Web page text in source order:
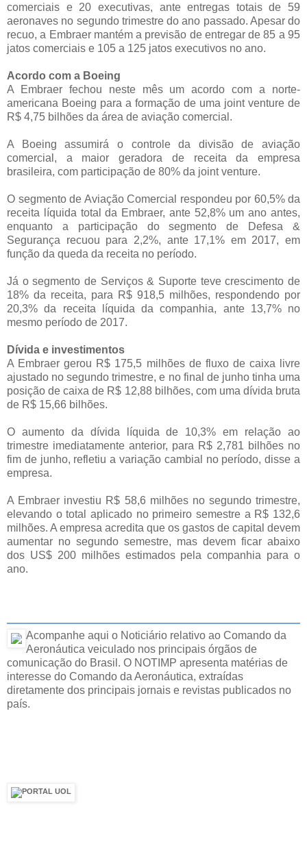
comerciais e 20 executivas, ante entregas totais de 59
aeronaves no segundo trimestre do ano passado. Apesar do
recuo, a Embraer mantém a previsão de entregar de 85 a 95
jatos comerciais e 105 a 125 jatos executivos no ano.
Acordo com a Boeing
A Embraer fechou neste mês um acordo com a norte-
americana Boeing para a formação de uma joint venture de
R$ 4,75 bilhões da área de aviação comercial.
A Boeing assumirá o controle da divisão de aviação
comercial, a maior geradora de receita da empresa
brasileira, com participação de 80% da joint venture.
O segmento de Aviação Comercial respondeu por 60,5% da
receita líquida total da Embraer, ante 52,8% um ano antes,
enquanto a participação do segmento de Defesa &
Segurança recuou para 2,2%, ante 17,1% em 2017, em
função da queda da receita no período.
Já o segmento de Serviços & Suporte teve crescimento de
18% da receita, para R$ 918,5 milhões, respondendo por
20,3% da receita líquida da companhia, ante 13,7% no
mesmo período de 2017.
Dívida e investimentos
A Embraer gerou R$ 175,5 milhões de fluxo de caixa livre
ajustado no segundo trimestre, e no final de junho tinha uma
posição de caixa de R$ 12,88 bilhões, com uma dívida bruta
de R$ 15,66 bilhões.
O aumento da dívida líquida de 10,3% em relação ao
trimestre imediatamente anterior, para R$ 2,781 bilhões no
fim de junho, refletiu a variação cambial no período, disse a
empresa.
A Embraer investiu R$ 58,6 milhões no segundo trimestre,
elevando o total aplicado no primeiro semestre a R$ 132,6
milhões. A empresa acredita que os gastos de capital devem
aumentar no segundo semestre, mas devem ficar abaixo
dos US$ 200 milhões estimados pela companhia para o
ano.
Acompanhe aqui o Noticiário relativo ao Comando da
Aeronáutica veiculado nos principais órgãos de
comunicação do Brasil. O NOTIMP apresenta matérias de
interesse do Comando da Aeronáutica, extraídas
diretamente dos principais jornais e revistas publicados no
país.